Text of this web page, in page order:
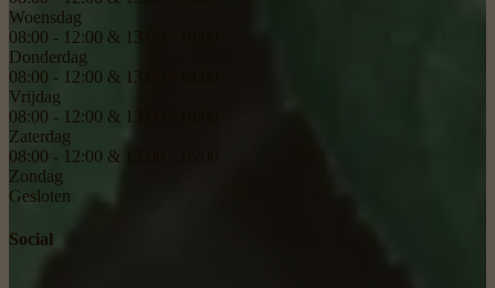
Woensdag
08:00 - 12:00 & 13:00 - 18:00
Donderdag
08:00 - 12:00 & 13:00 - 18:00
Vrijdag
08:00 - 12:00 & 13:00 - 18:00
Zaterdag
08:00 - 12:00 & 13:00 - 16:00
Zondag
Gesloten
Social